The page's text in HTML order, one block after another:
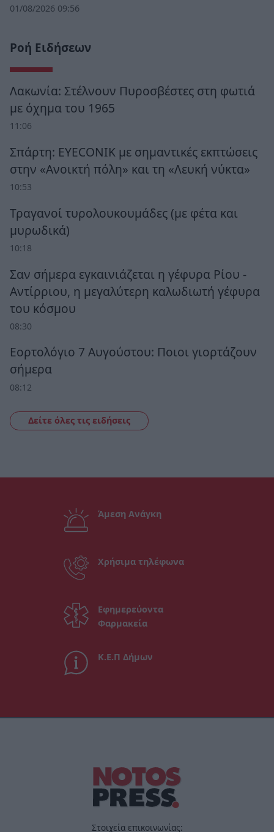
01/08/2026 09:56
Ροή Ειδήσεων
Λακωνία: Στέλνουν Πυροσβέστες στη φωτιά
με όχημα του 1965
11:06
Σπάρτη: EYECONIK με σημαντικές εκπτώσεις
στην «Ανοικτή πόλη» και τη «Λευκή νύκτα»
10:53
Τραγανοί τυρολουκουμάδες (με φέτα και
μυρωδικά)
10:18
Σαν σήμερα εγκαινιάζεται η γέφυρα Ρίου -
Αντίρριου, η μεγαλύτερη καλωδιωτή γέφυρα
του κόσμου
08:30
Εορτολόγιο 7 Αυγούστου: Ποιοι γιορτάζουν
σήμερα
08:12
Δείτε όλες τις ειδήσεις
Άμεση Ανάγκη
Χρήσιμα τηλέφωνα
Εφημερεύοντα
Φαρμακεία
Κ.Ε.Π Δήμων
Στοιχεία επικοινωνίας: